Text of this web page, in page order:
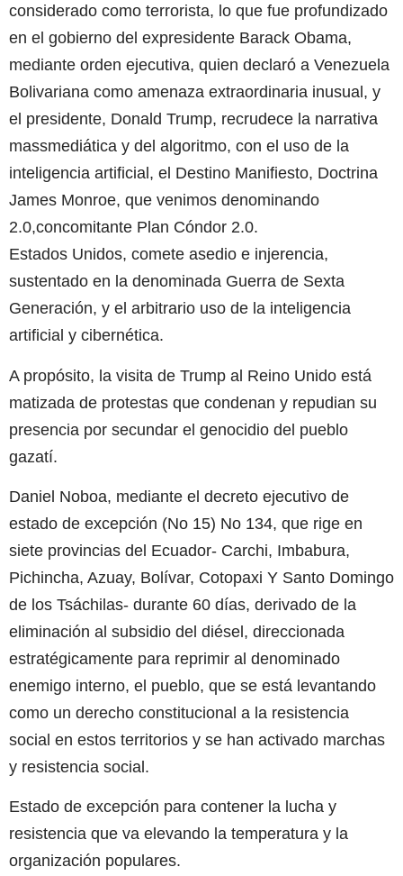
considerado como terrorista, lo que fue profundizado
en el gobierno del expresidente Barack Obama,
mediante orden ejecutiva, quien declaró a Venezuela
Bolivariana como amenaza extraordinaria inusual, y
el presidente, Donald Trump, recrudece la narrativa
massmediática y del algoritmo, con el uso de la
inteligencia artificial, el Destino Manifiesto, Doctrina
James Monroe, que venimos denominando
2.0,concomitante Plan Cóndor 2.0.
Estados Unidos, comete asedio e injerencia,
sustentado en la denominada Guerra de Sexta
Generación, y el arbitrario uso de la inteligencia
artificial y cibernética.
A propósito, la visita de Trump al Reino Unido está
matizada de protestas que condenan y repudian su
presencia por secundar el genocidio del pueblo
gazatí.
Daniel Noboa, mediante el decreto ejecutivo de
estado de excepción (No 15) No 134, que rige en
siete provincias del Ecuador- Carchi, Imbabura,
Pichincha, Azuay, Bolívar, Cotopaxi Y Santo Domingo
de los Tsáchilas- durante 60 días, derivado de la
eliminación al subsidio del diésel, direccionada
estratégicamente para reprimir al denominado
enemigo interno, el pueblo, que se está levantando
como un derecho constitucional a la resistencia
social en estos territorios y se han activado marchas
y resistencia social.
Estado de excepción para contener la lucha y
resistencia que va elevando la temperatura y la
organización populares.